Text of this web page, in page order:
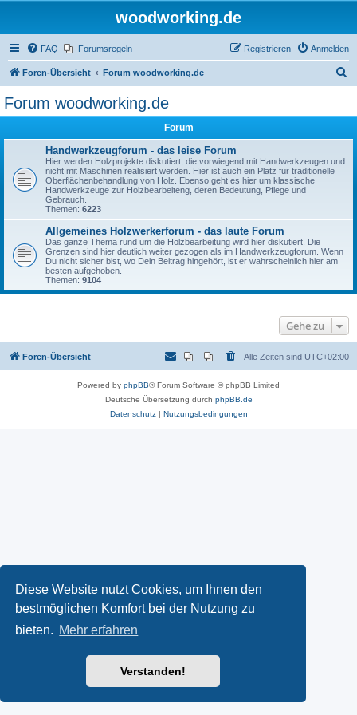
Diese Website nutzt Cookies, um Ihnen den
bestmöglichen Komfort bei der Nutzung zu
bieten. Mehr erfahren
Verstanden!
woodworking.de
FAQ Forumsregeln Anmelden
Registrieren
Foren-Übersicht Forum woodworking.de
Forum woodworking.de
Forum
Handwerkzeugforum - das leise Forum
Hier werden Holzprojekte diskutiert, die vorwiegend mit Handwerkzeugen und
nicht mit Maschinen realisiert werden. Hier ist auch ein Platz für traditionelle
Oberflächenbehandlung von Holz. Ebenso geht es hier um klassische
Handwerkzeuge zur Holzbearbeiteng, deren Bedeutung, Pflege und
Gebrauch.
Themen: 6223
Allgemeines Holzwerkerforum - das laute Forum
Das ganze Thema rund um die Holzbearbeitung wird hier diskutiert. Die
Grenzen sind hier deutlich weiter gezogen als im Handwerkzeugforum. Wenn
Du nicht sicher bist, wo Dein Beitrag hingehört, ist er wahrscheinlich hier am
besten aufgehoben.
Themen: 9104
Gehe zu
Foren-Übersicht Alle Zeiten sind UTC+02:00
Powered by phpBB® Forum Software © phpBB Limited
Deutsche Übersetzung durch phpBB.de
Datenschutz| Nutzungsbedingungen